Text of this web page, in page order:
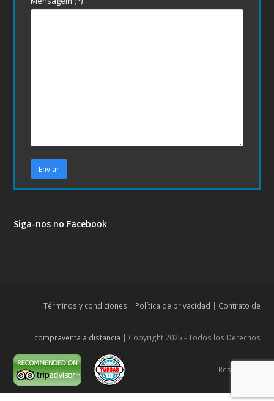
Siga-nos no Facebook
Términos y condiciones | Política de privacidad | Contrato de
compraventa a distancia | Copyright 2025 - Todos los Derechos
Reservados